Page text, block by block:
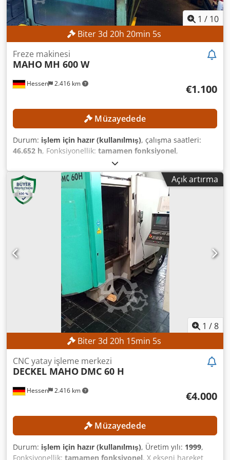
1 / 10
Biter3d 20h 20min 2s
Hessen 2.416 km
Freze makinesi
MAHO MH 600 W
€1.100
Müzayedede
Durum: işlem için hazır (kullanılmış), çalışma saatleri:
46.652 h, Fonksiyonellik: tamamen fonksiyonel,
661227
ekseni:600 mm, y ekseni ilerleme uzunluğu:400 mm, Z
ekseni ilerleme mesafesi:400 mm , maksimum mil hızı:
4.000 dev/dak
, güç:5,5 kW (7,48 bg)
, Asgari fiyat yok – en
yüksek teklife garantili satış! TEKNİK ÖZELLİKLER X ekseni
hareket aralığı: 600 mm Y ekseni hareket aralığı: 400 mm Z
ekseni hareket aralığı: 400 mm Mil devir aralığı: 40 – 4.000
dev/dak Mil bağlantısı: ISO 40 Tabla yüzey alanı: 900 x 480
mm MAKİNE ÖZELLİKLERİ Mil gücü: 5,5 kW Çalışma saati:
46.652 saat Djdpfx Adjzpxfbjiock Makine ağırlığı: 2.900 kg
EKİPMAN Dijital konum göstergesi Millplus CNC
Açık artırma
1 /8
Biter3d 20h 15min 2s
Hessen 2.416 km
CNC yatay işleme merkezi
DECKEL MAHO DMC 60 H
€4.000
Müzayedede
Durum: işlem için hazır (kullanılmış), Üretim yılı: 1999,
Fonksiyonellik: tamamen fonksiyonel, X ekseni hareket